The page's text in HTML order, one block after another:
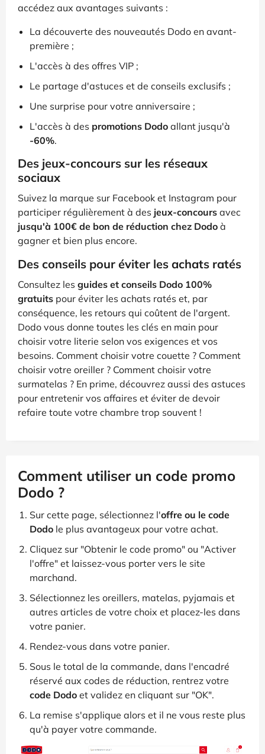
accédez aux avantages suivants :
La découverte des nouveautés Dodo en avant-
première ;
L'accès à des offres VIP ;
Le partage d'astuces et de conseils exclusifs ;
Une surprise pour votre anniversaire ;
L'accès à des promotions Dodo allant jusqu'à
-60%.
Des jeux-concours sur les réseaux
sociaux
Suivez la marque sur Facebook et Instagram pour
participer régulièrement à des jeux-concours avec
jusqu'à 100€ de bon de réduction chez Dodo à
gagner et bien plus encore.
Des conseils pour éviter les achats ratés
Consultez les guides et conseils Dodo 100%
gratuits pour éviter les achats ratés et, par
conséquence, les retours qui coûtent de l'argent.
Dodo vous donne toutes les clés en main pour
choisir votre literie selon vos exigences et vos
besoins. Comment choisir votre couette ? Comment
choisir votre oreiller ? Comment choisir votre
surmatelas ? En prime, découvrez aussi des astuces
pour entretenir vos affaires et éviter de devoir
refaire toute votre chambre trop souvent !
Comment utiliser un code promo
Dodo ?
Sur cette page, sélectionnez l'offre ou le code
Dodo le plus avantageux pour votre achat.
Cliquez sur "Obtenir le code promo" ou "Activer
l'offre" et laissez-vous porter vers le site
marchand.
Sélectionnez les oreillers, matelas, pyjamais et
autres articles de votre choix et placez-les dans
votre panier.
Rendez-vous dans votre panier.
Sous le total de la commande, dans l'encadré
réservé aux codes de réduction, rentrez votre
code Dodo et validez en cliquant sur "OK".
La remise s'applique alors et il ne vous reste plus
qu'à payer votre commande.